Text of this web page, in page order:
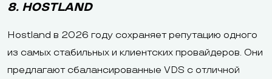
8. HOSTLAND
Hostland в 2026 году сохраняет репутацию одного
из самых стабильных и клиентских провайдеров. Они
предлагают сбалансированные VDS с отличной